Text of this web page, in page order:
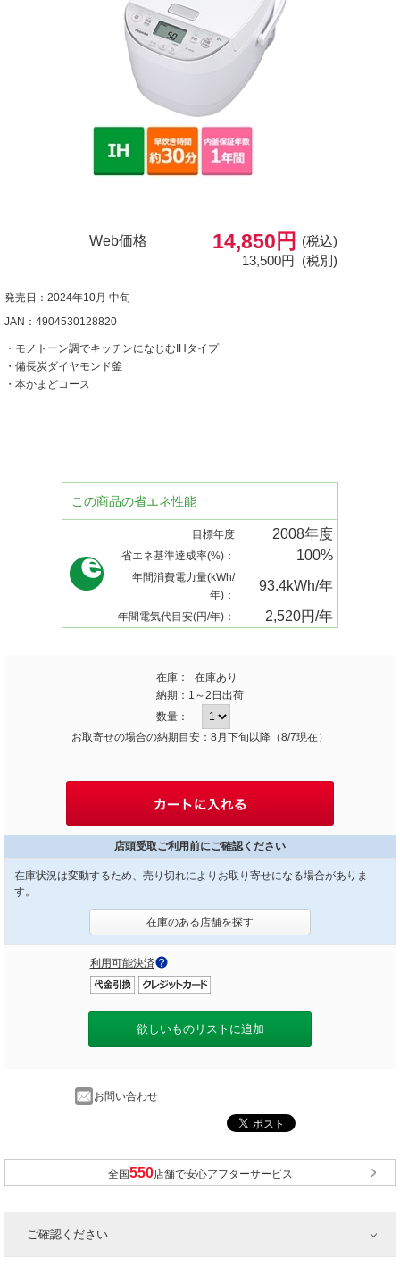
Web価格 14,850円
(税込)
13,500円 (税別)
発売日：2024年10月 中旬
JAN：4904530128820
・モノトーン調でキッチンになじむIHタイプ
・備長炭ダイヤモンド釜
・本かまどコース
この商品の省エネ性能
目標年度 2008年度
省エネ基準達成率(%)： 100%
年間消費電力量(kWh/
年)：
93.4kWh/年
年間電気代目安(円/年)： 2,520円/年
在庫：
在庫あり
納期： 1～2日出荷
数量：
お取寄せの場合の納期目安：8月下旬以降（8/7現在）
店頭受取ご利用前にご確認ください
在庫状況は変動するため、売り切れによりお取り寄せになる場合がありま
す。
在庫のある店舗を探す
利用可能決済
欲しいものリストに追加
お問い合わせ
全国 店舗で安心アフターサービス
ご確認ください